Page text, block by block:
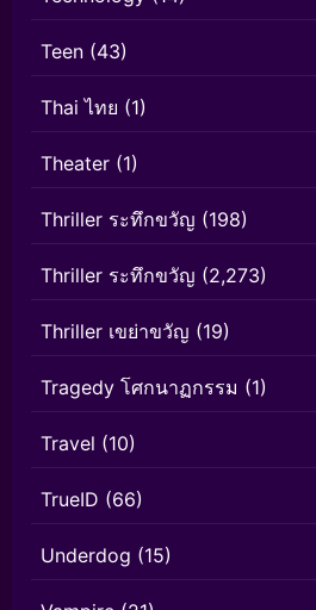
Teen (43)
Thai ไทย (1)
Theater (1)
Thriller ระทึกขวัญ (198)
Thriller ระทึกขวัญ (2,273)
Thriller เขย่าขวัญ (19)
Tragedy โศกนาฏกรรม (1)
Travel (10)
TrueID (66)
Underdog (15)